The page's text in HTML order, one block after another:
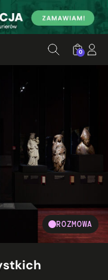
0
ROZMOWA